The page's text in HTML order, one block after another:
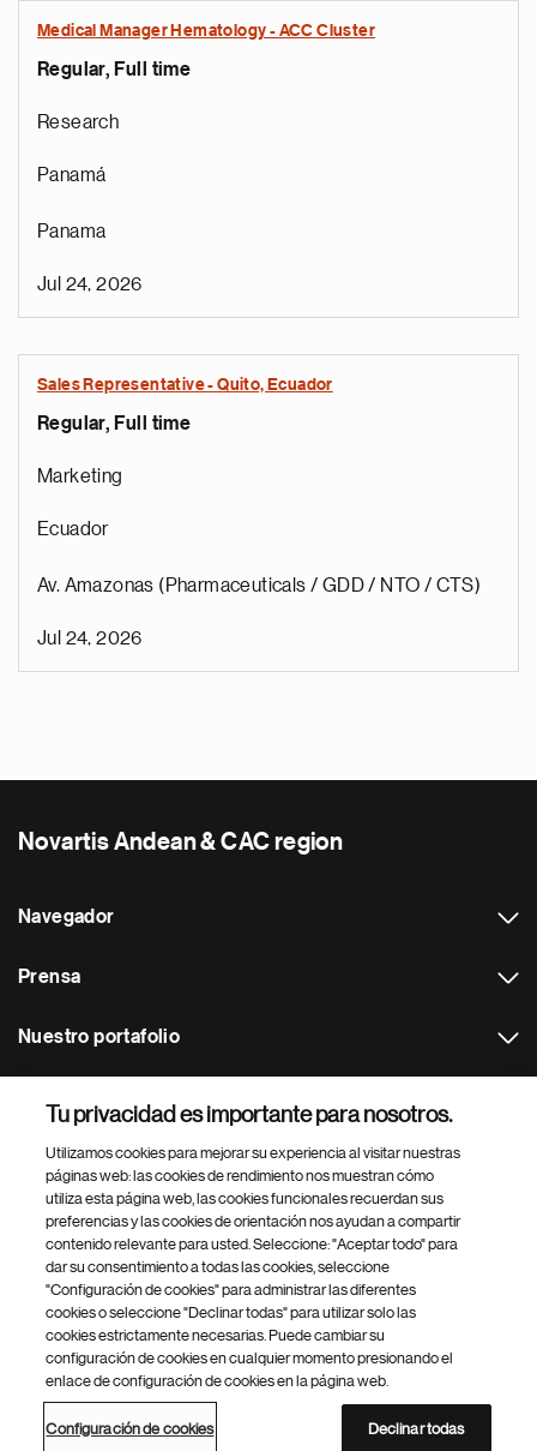
Medical Manager Hematology - ACC Cluster
Regular, Full time
Research
Panamá
Panama
Jul 24, 2026
Sales Representative - Quito, Ecuador
Regular, Full time
Marketing
Ecuador
Av. Amazonas (Pharmaceuticals / GDD / NTO / CTS)
Jul 24, 2026
Novartis Andean & CAC region
Navegador
Prensa
Nuestro portafolio
Footer Site Search
inferior
del
© 2026 Novartis AG
Política de privacidad Términos de uso
Accesibilidad
Configuración de cookies
Mapa del sitio
Tu privacidad es importante para nosotros.
Utilizamos cookies para mejorar su experiencia al visitar nuestras
páginas web: las cookies de rendimiento nos muestran cómo
utiliza esta página web, las cookies funcionales recuerdan sus
preferencias y las cookies de orientación nos ayudan a compartir
contenido relevante para usted. Seleccione: "Aceptar todo" para
dar su consentimiento a todas las cookies, seleccione
"Configuración de cookies" para administrar las diferentes
cookies o seleccione "Declinar todas" para utilizar solo las
cookies estrictamente necesarias. Puede cambiar su
configuración de cookies en cualquier momento presionando el
enlace de configuración de cookies en la página web.
Configuración de cookies Declinar todas